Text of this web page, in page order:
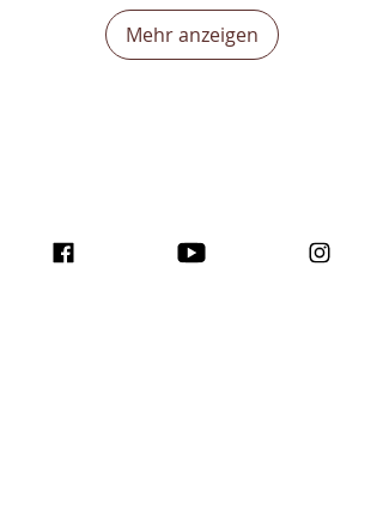
Mehr anzeigen